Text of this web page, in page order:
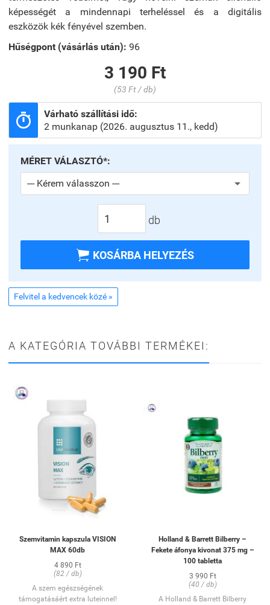
képességét a mindennapi terheléssel és a digitális
eszközök kék fényével szemben.
Hűségpont (vásárlás után): 96
3 190 Ft
(53 Ft / db)

Várható szállítási idő:
2 munkanap (2026. augusztus 11., kedd)
MÉRET VÁLASZTÓ*:
db
 KOSÁRBA HELYEZÉS
Felvitel a kedvencek közé »
A KATEGÓRIA TOVÁBBI TERMÉKEI:
Szemvitamin kapszula VISION
MAX 60db
4 890 Ft
(82 / db)
A szem egészségének
támogatásáért extra luteinnel!
Holland & Barrett Bilberry –
Fekete áfonya kivonat 375 mg –
100 tabletta
3 990 Ft
(40 / db)
A Holland & Barrett Bilberry